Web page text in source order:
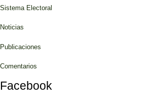
Sistema Electoral
Noticias
Publicaciones
Comentarios
Facebook